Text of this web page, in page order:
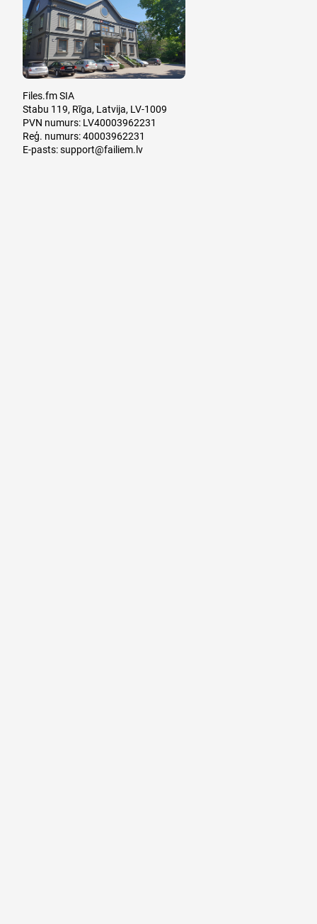
Files.fm SIA
Stabu 119, Rīga, Latvija, LV-1009
PVN numurs: LV40003962231
Reģ. numurs: 40003962231
E-pasts:support@failiem.lv